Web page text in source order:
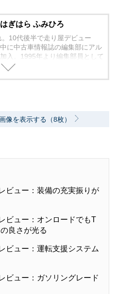
ぎはら ふみひろ
10代後半で走り屋デビュー
に中古車情報誌の編集部にアル
入。1995年より編集部員として
的に携わる。中古車の流通、販
装備の価値評価などを加味し
像を表示する（8枚）
ビュー：装備の充実振りが
ビュー：オンロードでもT
良さが光る
ビュー：運転支援システム
ビュー：ガソリングレード